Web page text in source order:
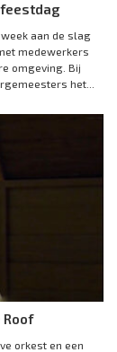
aan de slag
medewerkers
omgeving. Bij
het...
orkest en een